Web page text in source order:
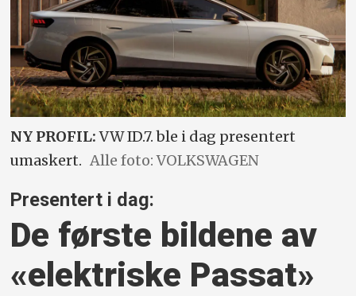
NY PROFIL:VW ID.7. ble i dag presentert
umaskert. Alle foto: VOLKSWAGEN
Presentert i dag:
De første bildene av
«elektriske Passat»